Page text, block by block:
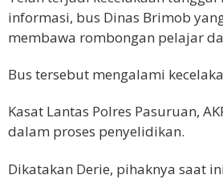
informasi, bus Dinas Brimob
membawa rombongan pelajar
Bus tersebut mengalami
Kasat Lantas Polres Pasuruan,
dalam proses penyelidikan.
Dikatakan Derie, pihaknya saat